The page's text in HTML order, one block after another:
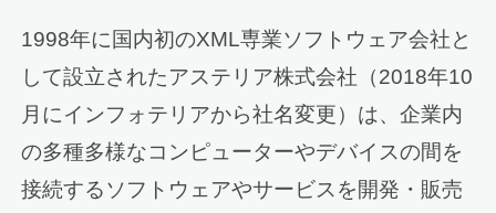
1998年に国内初のXML専業ソフトウェア会社と
して設立されたアステリア株式会社（2018年10
月にインフォテリアから社名変更）は、企業内
の多種多様なコンピューターやデバイスの間を
接続するソフトウェアやサービスを開発・販売